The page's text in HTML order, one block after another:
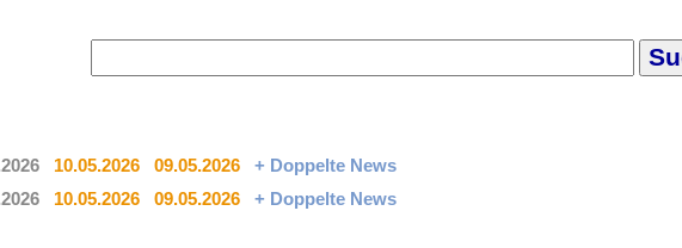
10.05.2026 09.05.2026
+ Doppelte News
10.05.2026 09.05.2026 + Doppelte News